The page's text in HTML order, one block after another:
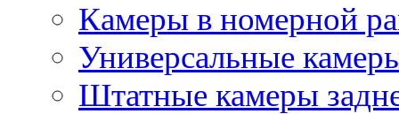
Камеры в номерной
Универсальные
Штатные камеры